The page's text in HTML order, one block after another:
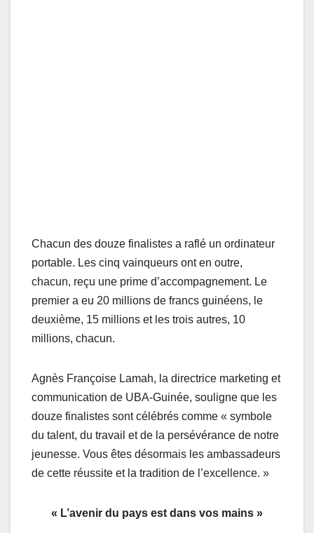
Chacun des douze finalistes a raflé un ordinateur
portable. Les cinq vainqueurs ont en outre,
chacun, reçu une prime d’accompagnement. Le
premier a eu 20 millions de francs guinéens, le
deuxième, 15 millions et les trois autres, 10
millions, chacun.
Agnès Françoise Lamah, la directrice marketing et
communication de UBA-Guinée, souligne que les
douze finalistes sont célébrés comme « symbole
du talent, du travail et de la persévérance de notre
jeunesse. Vous êtes désormais les ambassadeurs
de cette réussite et la tradition de l’excellence. »
« L’avenir du pays est dans vos mains »